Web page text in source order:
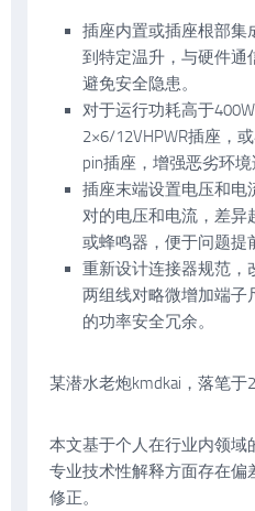
插座内置或插座根部集
到特定温升，与硬件通
避免安全隐患。
对于运行功耗高于
2×6/12VHPWR插座，
pin插座，增强恶劣环
插座末端设置电压和电
对的电压和电流，差异
或蜂鸣器，便于问题提
重新设计连接器规范，
两组线对略微增加端子
的功率安全冗余。
某潜水老炮kmdkai，落笔于
本文基于个人在行业内领域
专业技术性解释方面存在偏
修正。